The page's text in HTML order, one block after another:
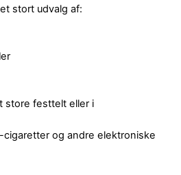
stort udvalg af:
store festtelt eller i
og andre elektroniske